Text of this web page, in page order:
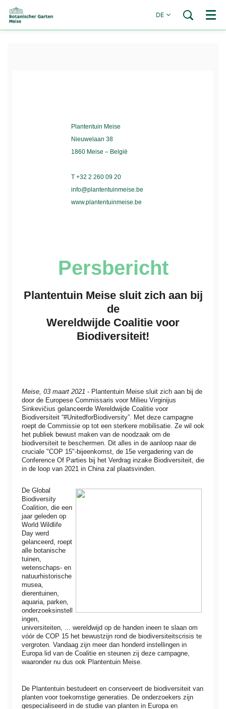
DE Menü
Plantentuin Meise
Nieuwelaan 38
1860 Meise – België
T +32 2 260 09 20
info@plantentuinmeise.be
www.plantentuinmeise.be
Persbericht
Plantentuin Meise sluit zich aan bij
de
Wereldwijde Coalitie voor
Biodiversiteit!
Meise, 03 maart 2021 - Plantentuin Meise sluit zich aan bij de
door de Europese Commissaris voor Milieu Virginijus
Sinkevičius gelanceerde Wereldwijde Coalitie voor
Biodiversiteit “#UnitedforBiodiversity”. Met deze campagne
roept de Commissie op tot een sterkere mobilisatie. Ze wil ook
het publiek bewust maken van de noodzaak om de
biodiversiteit te beschermen. Dit alles in de aanloop naar de
cruciale "COP 15"-bijeenkomst, de 15e vergadering van de
Conference Of Parties bij het Verdrag inzake Biodiversiteit, die
in de loop van 2021 in China zal plaatsvinden.
De Global
Biodiversity
Coalition, die een
jaar geleden op
World Wildlife
Day werd
gelanceerd, roept
alle botanische
tuinen,
wetenschaps- en
natuurhistorische
musea,
dierentuinen,
aquaria, parken,
onderzoeksinstell
ingen,
universiteiten, ... wereldwijd op de handen ineen te slaan om
vóór de COP 15 het bewustzijn rond de biodiversiteitscrisis te
vergroten. Vandaag zijn meer dan honderd instellingen in
Europa lid van de Coalitie en steunen zij deze campagne,
waaronder nu dus ook Plantentuin Meise.
De Plantentuin bestudeert en conserveert de biodiversiteit van
planten voor toekomstige generaties. De onderzoekers zijn
gespecialiseerd in de studie van planten in Europa en